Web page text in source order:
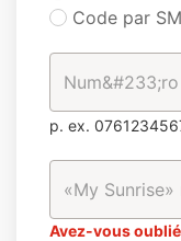
Code par
p. ex.
Avez-vous